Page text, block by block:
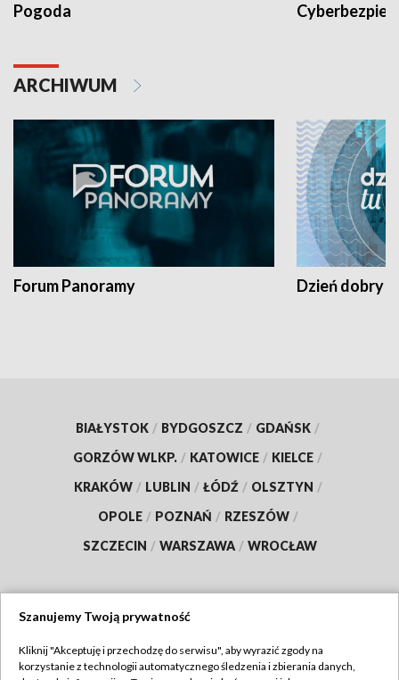
Pogoda
ARCHIWUM
Forum Panoramy Dzień dobry
BIAŁYSTOK / BYDGOSZCZ / GDAŃSK /
GORZÓW WLKP. / KATOWICE / KIELCE /
KRAKÓW / LUBLIN / ŁÓDŹ / OLSZTYN /
OPOLE / POZNAŃ / RZESZÓW /
SZCZECIN / WARSZAWA / WROCŁAW
TVP
Szanujemy Twoją prywatność
Kliknij "Akceptuję i przechodzę do serwisu", aby wyrazić zgody na
korzystanie z technologii automatycznego śledzenia i zbierania danych,